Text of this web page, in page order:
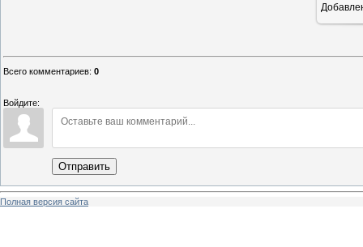
Всего комментариев: 0
Войдите:
Отправить
Полная версия сайта